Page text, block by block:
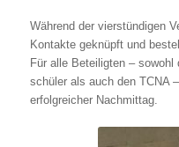
Wäh­rend der vier­stün­di­gen
Kon­tak­te geknüpft und
Für alle Betei­lig­ten –
schü­ler als auch den TCNA
erfolg­rei­cher Nach­mit­tag.